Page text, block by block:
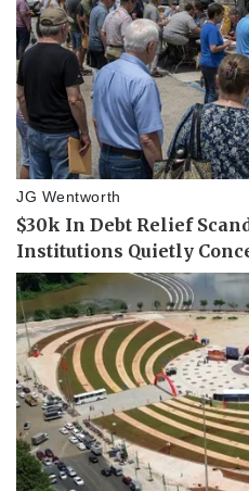
Pháp luật
Vụ án
Tin nóng
Tư vấn luật